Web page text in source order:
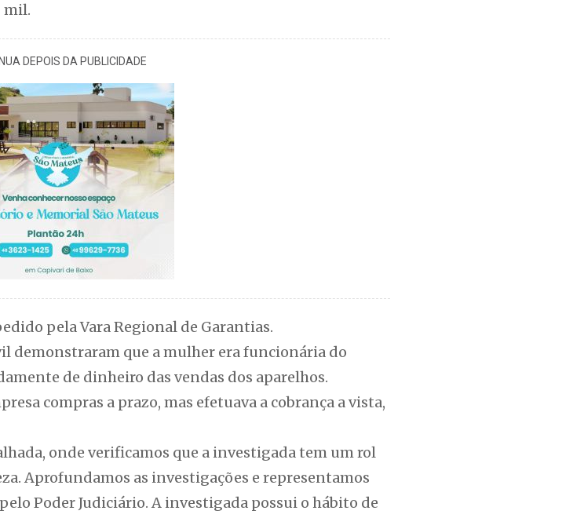
mil.
DEPOIS DA PUBLICIDADE
pela Vara Regional de Garantias.
demonstraram que a mulher era funcionária do
de dinheiro das vendas dos aparelhos.
compras a prazo, mas efetuava a cobrança a vista,
onde verificamos que a investigada tem um rol
Aprofundamos as investigações e representamos
Poder Judiciário. A investigada possui o hábito de